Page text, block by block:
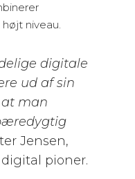
niveau.
digitale
ud af sin
man
Jensen,
pioner.